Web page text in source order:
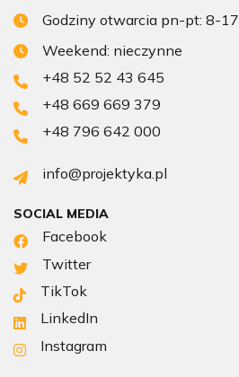
Godziny otwarcia pn-pt: 8-17
Weekend: nieczynne
+48 52 52 43 645
+48 669 669 379
+48 796 642 000
info@projektyka.pl
SOCIAL MEDIA
Facebook
Twitter
TikTok
LinkedIn
Instagram